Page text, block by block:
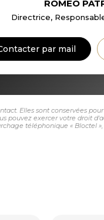
ROMEO
Directrice,
par mail
Elles sont conservées
pouvez exercer votre droit
téléphonique « Bloctel